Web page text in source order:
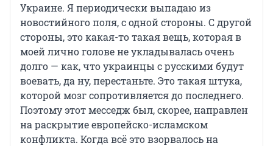
Украине. Я периодически выпадаю из
новостийного поля, с одной стороны. С другой
стороны, это какая-то такая вещь, которая в
моей лично голове не укладывалась очень
долго — как, что украинцы с русскими будут
воевать, да ну, перестаньте. Это такая штука,
которой мозг сопротивляется до последнего.
Поэтому этот месседж был, скорее, направлен
на раскрытие европейско-исламском
конфликта. Когда всё это взорвалось на